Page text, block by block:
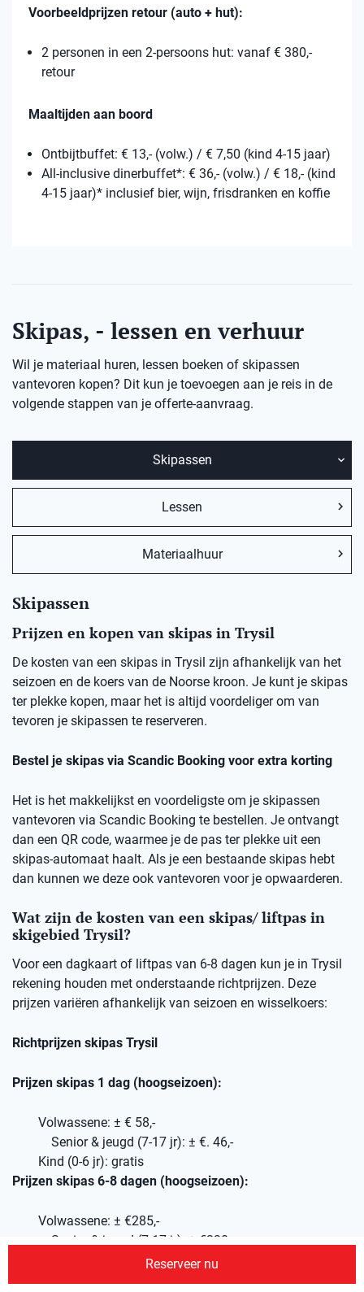
Voorbeeldprijzen retour (auto + hut):
2 personen in een 2-persoons hut: vanaf € 380,-
retour
Maaltijden aan boord
Ontbijtbuffet: € 13,- (volw.) / € 7,50 (kind 4-15 jaar)
All-inclusive dinerbuffet*: € 36,- (volw.) / € 18,- (kind
4-15 jaar)* inclusief bier, wijn, frisdranken en koffie
Skipas, - lessen en verhuur
Wil je materiaal huren, lessen boeken of skipassen
vantevoren kopen? Dit kun je toevoegen aan je reis in de
volgende stappen van je offerte-aanvraag.
Skipassen
Lessen
Materiaalhuur
Skipassen
Prijzen en kopen van skipas in Trysil
De kosten van een skipas in Trysil zijn afhankelijk van het
seizoen en de koers van de Noorse kroon. Je kunt je skipas
ter plekke kopen, maar het is altijd voordeliger om van
tevoren je skipassen te reserveren.
Bestel je skipas via Scandic Booking voor extra korting
Het is het makkelijkst en voordeligste om je skipassen
vantevoren via Scandic Booking te bestellen. Je ontvangt
dan een QR code, waarmee je de pas ter plekke uit een
skipas-automaat haalt. Als je een bestaande skipas hebt
dan kunnen we deze ook vantevoren voor je opwaarderen.
Wat zijn de kosten van een skipas/ liftpas in
skigebied Trysil?
Voor een dagkaart of liftpas van 6-8 dagen kun je in Trysil
rekening houden met onderstaande richtprijzen. Deze
prijzen variëren afhankelijk van seizoen en wisselkoers:
Richtprijzen skipas Trysil
Prijzen skipas 1 dag (hoogseizoen):
Volwassene: ± € 58,-
Senior & jeugd (7-17 jr): ± €. 46,-
Kind (0-6 jr): gratis
Prijzen skipas 6-8 dagen (hoogseizoen):
Volwassene: ± €285,-
Senior & jeugd (7-17 jr): ± €230,-
Reserveer nu